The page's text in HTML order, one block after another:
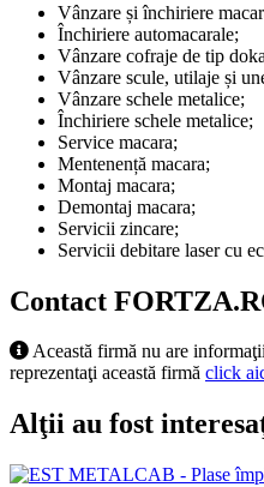
Vânzare și închiriere
Închiriere automacarale;
Vânzare cofraje de tip
Vânzare scule, utilaje și
Vânzare schele metalice;
Închiriere schele metalice;
Service macara;
Mentenență macara;
Montaj macara;
Demontaj macara;
Servicii zincare;
Servicii debitare laser cu
Contact
Această firmă nu are
reprezentaţi această firmă click
Alţii au fost